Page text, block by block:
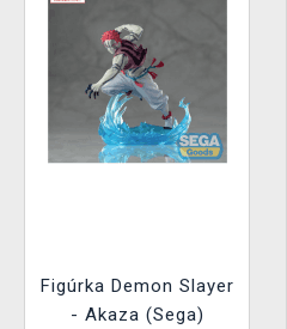
Figúrka Demon Slayer
- Akaza (Sega)